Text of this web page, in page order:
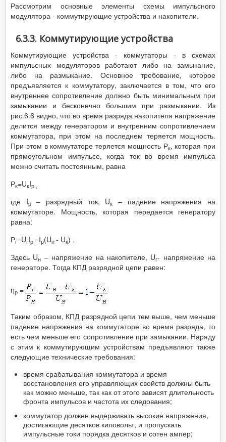
Рассмотрим основные элементы схемы импульсного
модулятора - коммутирующие устройства и накопители.
6.3.3. Коммутирующие устройства
Коммутирующие устройства - коммутаторы - в схемах
импульсных модуляторов работают либо на замыкание,
либо на размыкание. Основное требование, которое
предъявляется к коммутатору, заключается в том, что его
внутреннее сопротивление должно быть минимальным при
замыкании и бесконечно большим при размыкании. Из
рис.6.6 видно, что во время разряда накопителя напряжение
делится между генератором и внутренним сопротивлением
коммутатора, при этом на последнем теряется мощность.
При этом в коммутаторе теряется мощность Рк, которая при
прямоугольном импульсе, когда ток во время импульса
можно считать постоянным, равна
Рк=UкIр ,
где Iр– разрядный ток, Uк
– падение напряжения на
коммутаторе. Мощность, которая передается генератору
равна:
Рг=UгIр =Iр(Uн - Uк) .
Здесь Uн – напряжение на накопителе, Uг- напряжение на
генераторе. Тогда КПД разрядной цепи равен:
ηр =
Таким образом, КПД разрядной цепи тем выше, чем меньше
падение напряжения на коммутаторе во время разряда, то
есть чем меньше его сопротивление при замыкании. Наряду
с этим к коммутирующим устройствам предъявляют также
следующие технические требования:
время срабатывания коммутатора и время
восстановления его управляющих свойств должны быть
как можно меньше, так как от этого зависят длительность
фронта импульсов и частота их следования;
коммутатор должен выдерживать высокие напряжения,
достигающие десятков киловольт, и пропускать
импульсные токи порядка десятков и сотен ампер;